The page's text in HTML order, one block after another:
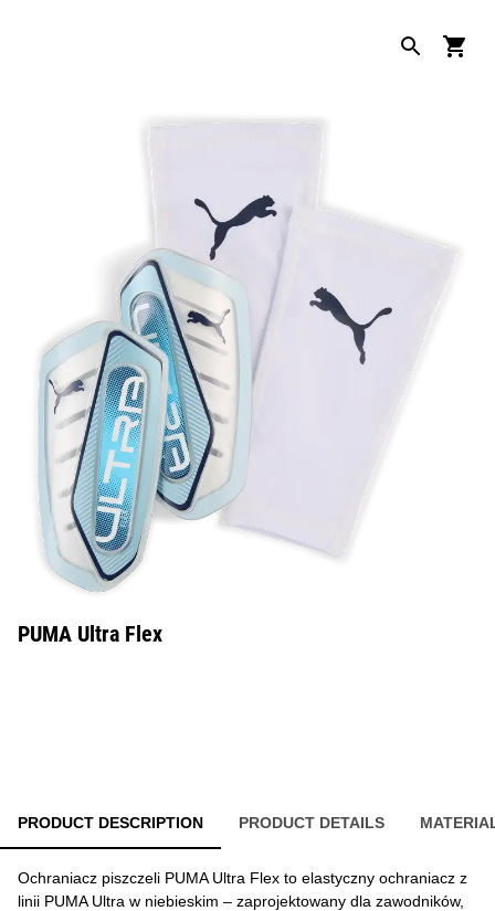
PUMA Ultra Flex
PRODUCT DESCRIPTION PRODUCT DETAILS
Ochraniacz piszczeli PUMA Ultra Flex to elastyczny ochraniacz z
linii PUMA Ultra w niebieskim – zaprojektowany dla zawodników,